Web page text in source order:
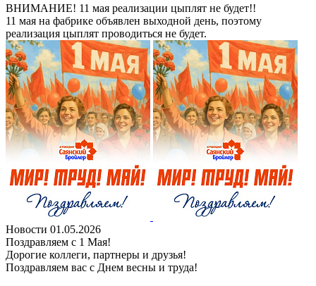
ВНИМАНИЕ! 11 мая реализации цыплят не будет!!
11 мая на фабрике объявлен выходной день, поэтому
реализация цыплят проводиться не будет.
Новости 01.05.2026
Поздравляем с 1 Мая!
Дорогие коллеги, партнеры и друзья!
Поздравляем вас с Днем весны и труда!